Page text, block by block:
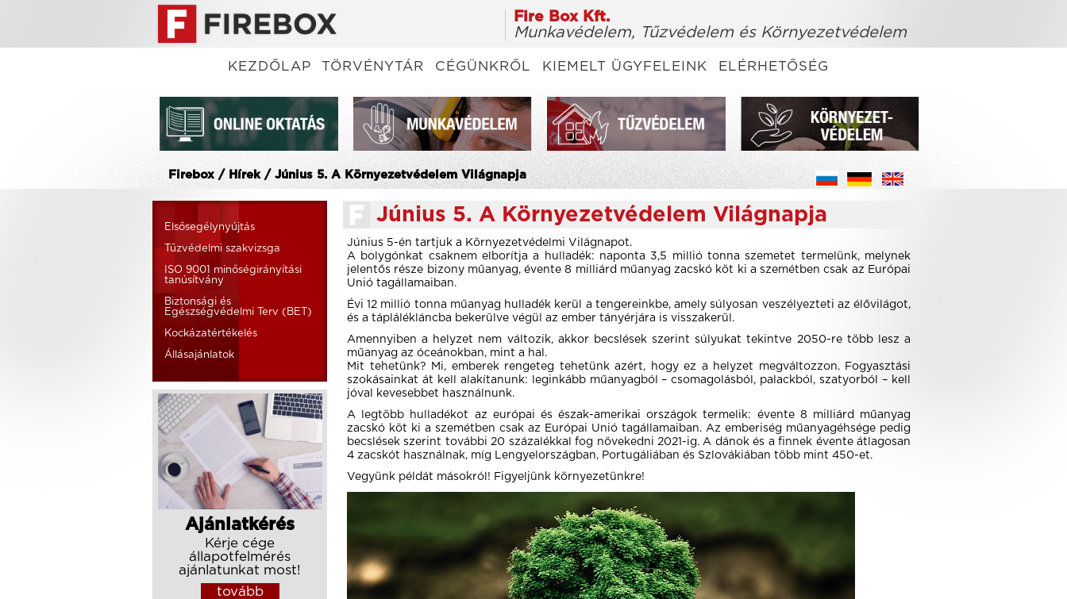
Fire Box Kft.
Munkavédelem, Tűzvédelem és Környezetvédelem
KEZDŐLAP TÖRVÉNYTÁR CÉGÜNKRŐL KIEMELT ÜGYFELEINK ELÉRHETŐSÉG
Firebox / Hírek / Június 5. A Környezetvédelem Világnapja
Elsősegélynyújtás
Tűzvédelmi szakvizsga
ISO 9001 minőségirányítási
tanúsítvány
Biztonsági és
Egészségvédelmi Terv (BET)
Kockázatértékelés
Állásajánlatok
Ajánlatkérés
Kérje cége
állapotfelmérés
ajánlatunkat most!
tovább
Június 5. A Környezetvédelem Világnapja
Június 5-én tartjuk a Környezetvédelmi Világnapot.
A bolygónkat csaknem elborítja a hulladék: naponta 3,5 millió tonna szemetet termelünk, melynek
jelentős része bizony műanyag, évente 8 milliárd műanyag zacskó köt ki a szemétben csak az Európai
Unió tagállamaiban.
Évi 12 millió tonna műanyag hulladék kerül a tengereinkbe, amely súlyosan veszélyezteti az élővilágot,
és a táplálékláncba bekerülve végül az ember tányérjára is visszakerül.
Amennyiben a helyzet nem változik, akkor becslések szerint súlyukat tekintve 2050-re több lesz a
műanyag az óceánokban, mint a hal.
Mit tehetünk? Mi, emberek rengeteg tehetünk azért, hogy ez a helyzet megváltozzon. Fogyasztási
szokásainkat át kell alakítanunk: leginkább műanyagból – csomagolásból, palackból, szatyorból – kell
jóval kevesebbet használnunk.
A legtöbb hulladékot az európai és észak-amerikai országok termelik: évente 8 milliárd műanyag
zacskó köt ki a szemétben csak az Európai Unió tagállamaiban. Az emberiség műanyagéhsége pedig
becslések szerint további 20 százalékkal fog növekedni 2021-ig. A dánok és a finnek évente átlagosan
4 zacskót használnak, míg Lengyelországban, Portugáliában és Szlovákiában több mint 450-et.
Vegyünk példát másokról! Figyeljünk környezetünkre!